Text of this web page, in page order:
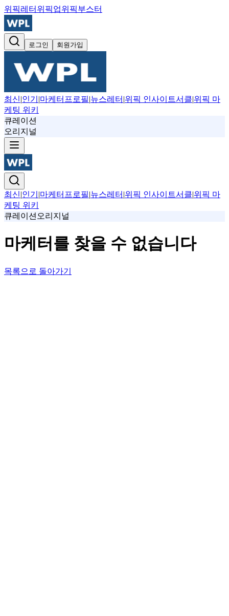
위픽레터 위픽업위픽부스터
로그인 회원가입
최신|인기 |마케터프로필|뉴스레터 |위픽 인사이트서클|위픽 마
케팅 위키
큐레이션
오리지널
최신|인기 |마케터프로필|뉴스레터 |위픽 인사이트서클|위픽 마
케팅 위키
큐레이션 오리지널
마케터를 찾을 수 없습니다
목록으로 돌아가기